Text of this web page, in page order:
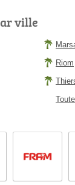
ville
Riom